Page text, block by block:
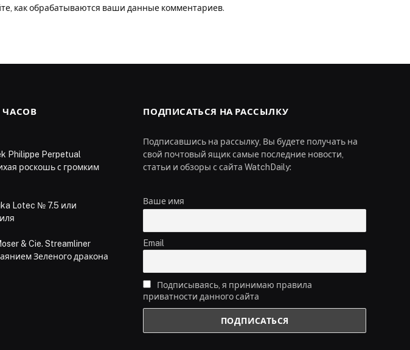
как обрабатываются ваши данные комментариев.
ЧАСОВ
Philippe Perpetual
роскошь с громким
Lotec № 7.5 или
& Cie. Streamliner
Зеленого дракона
ПОДПИСАТЬСЯ НА РАССЫЛКУ
Подписавшись на рассылку, Вы будете получать на
свой почтовый ящик самые последние новости,
статьи и обзоры с сайта WatchDaily:
Ваше имя
Email
Подписываясь, я принимаю правила
приватности данного сайта